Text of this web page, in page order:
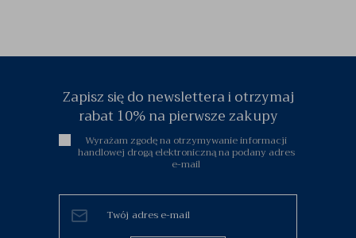
Zapisz się do newslettera i otrzymaj
rabat 10% na pierwsze zakupy
Wyrażam zgodę na otrzymywanie informacji
handlowej drogą elektroniczną na podany adres
e-mail